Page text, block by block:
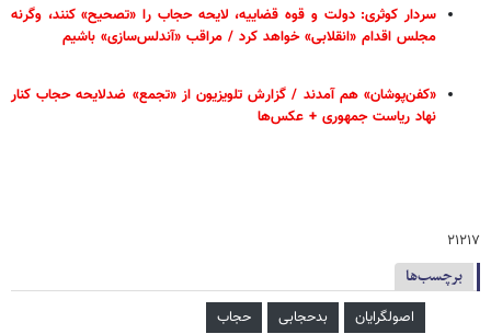
سردار کوثری: دولت و قوه قضاییه، لایحه حجاب را «تصحیح» کنند، وگرنه
مجلس اقدام «انقلابی» خواهد کرد / مراقب «آندلس‌سازی» باشیم
«کفن‌پوشان» هم آمدند / گزارش تلویزیون از «تجمع» ضدلایحه حجاب کنار
نهاد ریاست جمهوری + عکس‌ها
۲۱۲۱۷
برچسب‌ها
اصولگرایان بدحجابی حجاب